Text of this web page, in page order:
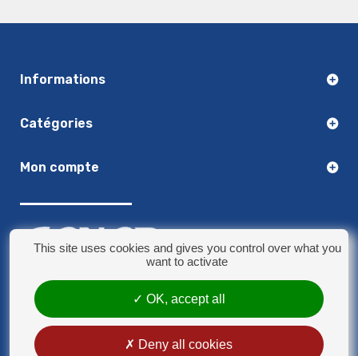
Informations
Catégories
Mon compte
8 rue Jules Verne - 59790 Ronchin
contact@sonorplus.com
This site uses cookies and gives you control over what you
want to activate
OK, accept all
Deny all cookies